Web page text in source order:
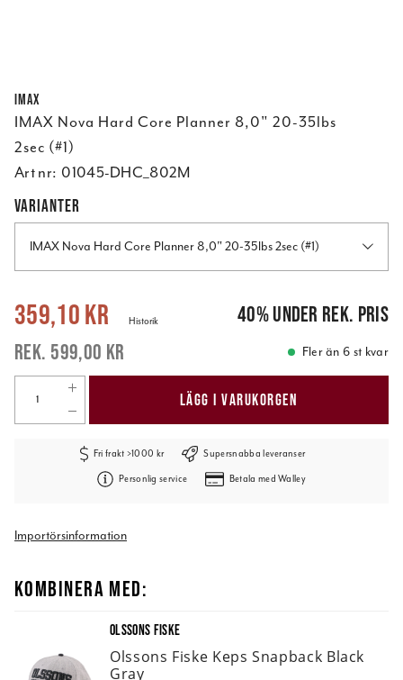
IMAX
IMAX Nova Hard Core Planner 8,0" 20-35lbs
2sec (#1)
Art nr: 01045-DHC_802M
VARIANTER
IMAX Nova Hard Core Planner 8,0" 20-35lbs 2sec (#1)
Nuvarande pris:359,10 kr 599,00 kr
359,10 kr
599,00 kr
Historik 40%under rek. pris
Fler än 6 st kvar
LÄGG I VARUKORGEN
Fri frakt >1000 kr Supersnabba leveranser
Personlig service Betala med Walley
Importörsinformation
KOMBINERA MED:
OLSSONS FISKE
Olssons Fiske Keps Snapback Black
Gray